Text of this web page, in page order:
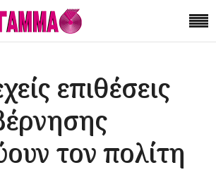
επιθέσεις
τον πολίτη